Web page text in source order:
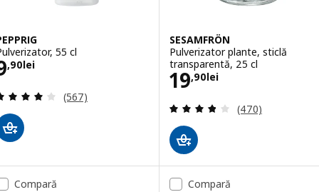
55 cl
,90lei9,90lei
Evaluare: 4 din 5 stele. Total recenzii:
(567)
SESAMFRÖN
Pulverizator plante, sticlă
transparentă, 25 cl
19,90lei
Preţ 19,90lei
Evaluare: 3.8
(470)
Compară Compară